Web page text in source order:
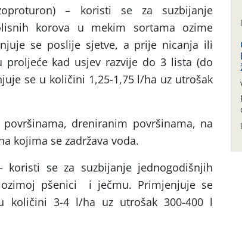
– koristi se za suzbijanje
korova u mekim sortama ozime
se poslije sjetve, a prije nicanja ili
kad usjev razvije do 3 lista (do
se u količini 1,25-1,75 l/ha uz utrošak
dreniranim površinama, na
kojima se zadržava voda.
koristi se za suzbijanje jednogodišnjih
pšenici i ječmu. Primjenjuje se
količini 3-4 l/ha uz utrošak 300-400 l